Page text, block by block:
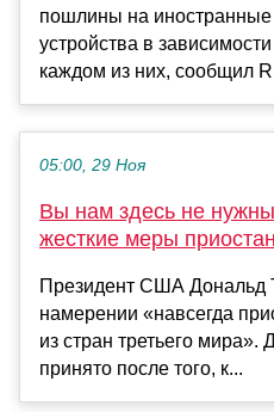
пошлины на иностранные
устройства в
каждом из них, сообщил
05:00, 29 Ноя
Вы нам здесь не
жесткие меры
Президент США Дональд
намерении «навсегда
из стран третьего
принято после того, к...